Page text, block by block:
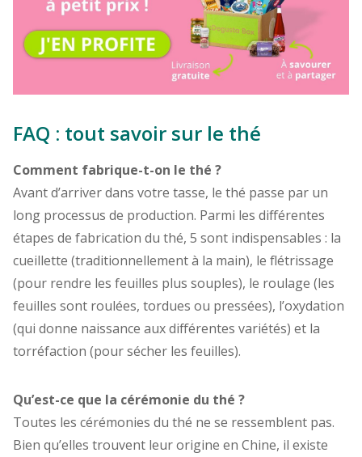
FAQ : tout savoir sur le thé
Comment fabrique-t-on le thé ?
Avant d’arriver dans votre tasse, le thé passe par un
long processus de production. Parmi les différentes
étapes de fabrication du thé, 5 sont indispensables : la
cueillette (traditionnellement à la main), le flétrissage
(pour rendre les feuilles plus souples), le roulage (les
feuilles sont roulées, tordues ou pressées), l’oxydation
(qui donne naissance aux différentes variétés) et la
torréfaction (pour sécher les feuilles).
Qu’est-ce que la cérémonie du thé ?
Toutes les cérémonies du thé ne se ressemblent pas.
Bien qu’elles trouvent leur origine en Chine, il existe